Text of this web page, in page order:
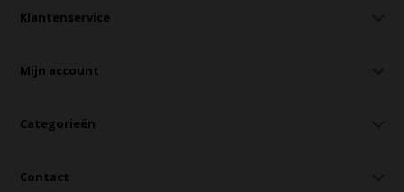
Klantenservice
Mijn account
Categorieën
Contact